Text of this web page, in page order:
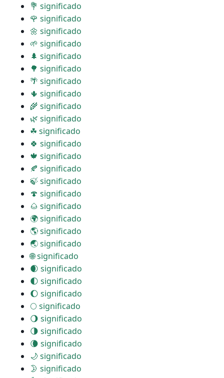
💐 significado
🌹 significado
🌼 significado
🌱 significado
🌲 significado
🌳 significado
🌴 significado
🌵 significado
🌾 significado
🌿 significado
☘ significado
🍀 significado
🍁 significado
🍂 significado
🍃 significado
🍄 significado
🌰 significado
🌍 significado
🌎 significado
🌏 significado
🌐 significado
🌒 significado
🌓 significado
🌔 significado
🌕 significado
🌖 significado
🌗 significado
🌘 significado
🌙 significado
🌛 significado